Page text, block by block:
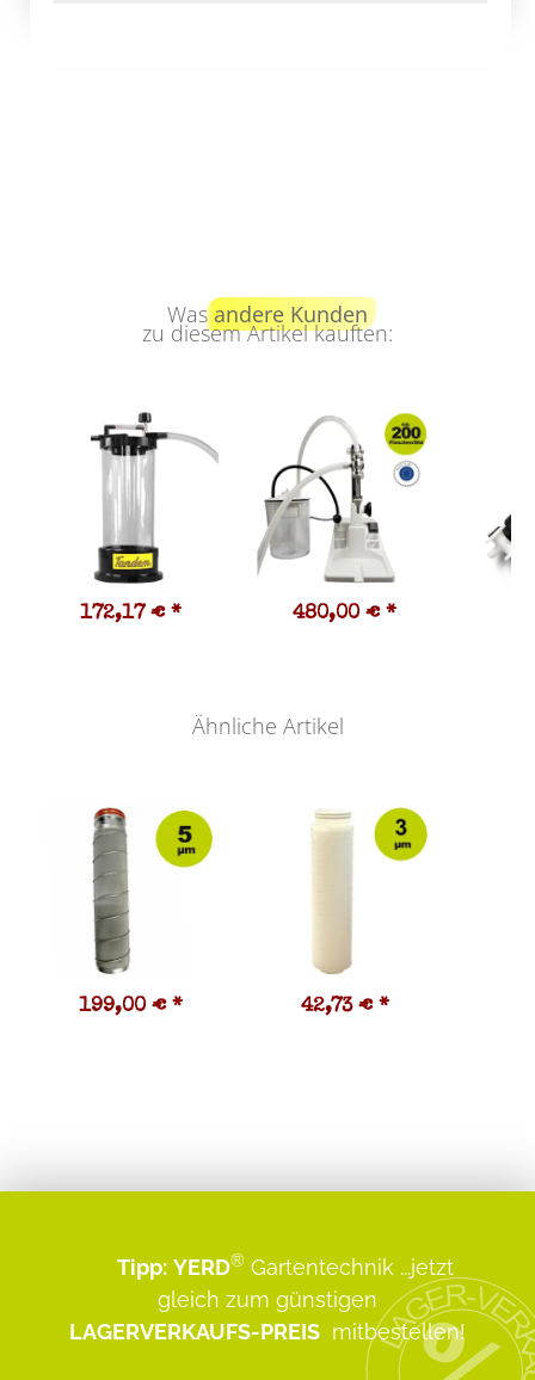
Wasandere Kunden
zu diesem Artikel kauften:
172,17 € * 480,00 € *
Ähnliche Artikel
199,00 € * 42,73 € *
Tipp: YERD® Gartentechnik ...jetzt
gleich zum günstigen
LAGERVERKAUFS-PREIS mitbestellen!